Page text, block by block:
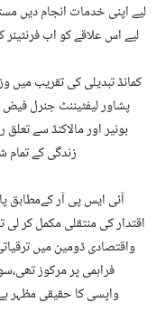
لیے اپنی خدمات انجام دیں
لیے اس علاقے کو اب فرنٹیئر
کمانڈ تبدیلی کی تقریب میں
پشاور لیفٹیننٹ جنرل
بونیر اور مالاکنڈ سے
زندگی کے تمام
اقتدار کی منتقلی مکمل کر
واقتصادی ڈومین میں
فراہمی پر مرکوز
واپسی کا حقیقی مظہر